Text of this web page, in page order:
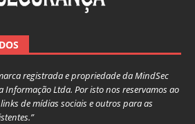
registrada e propriedade da MindSec
Informação Ltda. Por isto nos reservamos ao
de mídias sociais e outros para as